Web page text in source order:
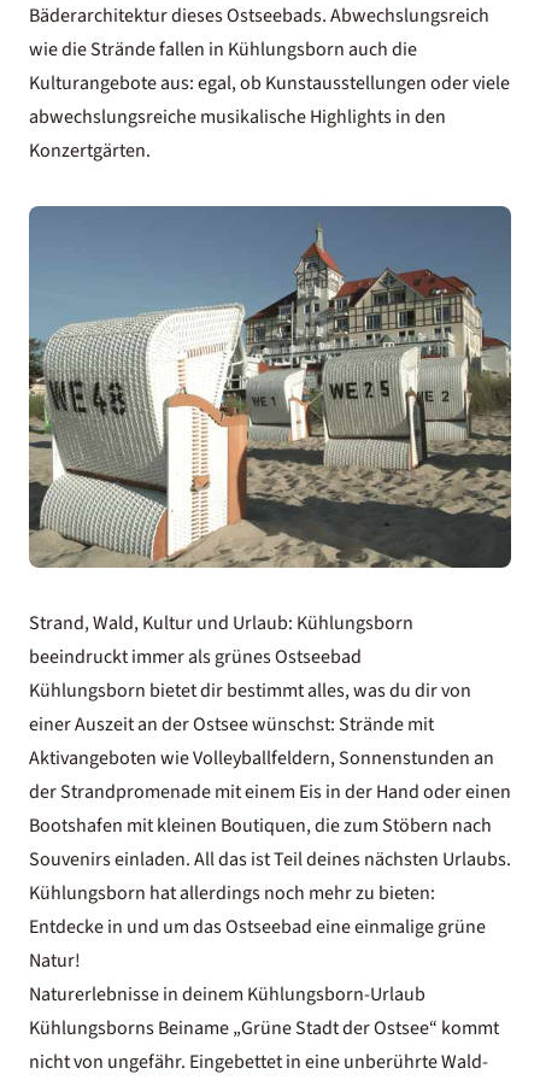
Bäderarchitektur dieses Ostseebads.Abwechslungsreich
wie die Strände fallen in Kühlungsborn auch die
Kulturangebote aus: egal, ob Kunstausstellungen oder viele
abwechslungsreiche musikalische Highlights in den
Konzertgärten.
Strand, Wald, Kultur und Urlaub: Kühlungsborn
beeindruckt immer als grünes Ostseebad
Kühlungsborn bietet dir bestimmt alles, was du dir von
einer Auszeit an der Ostsee wünschst: Strände mit
Aktivangeboten wie Volleyballfeldern, Sonnenstunden an
der Strandpromenade mit einem Eis in der Hand oder einen
Bootshafen mit kleinen Boutiquen, die zum Stöbern nach
Souvenirs einladen. All das ist Teil deines nächsten Urlaubs.
Kühlungsborn hat allerdings noch mehr zu bieten:
Entdecke in und um das Ostseebad eine einmalige grüne
Natur!
Naturerlebnisse in deinem Kühlungsborn-Urlaub
Kühlungsborns Beiname „Grüne Stadt der Ostsee“ kommt
nicht von ungefähr. Eingebettet in eine unberührte Wald-